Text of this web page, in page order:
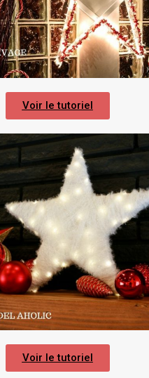
Voir le tutoriel
Voir le tutoriel